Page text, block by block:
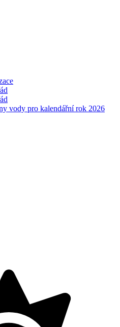
vody pro kalendářní rok 2026